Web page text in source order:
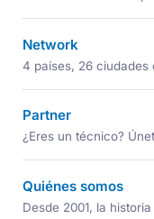
Network
4 países, 26 ciudades
Partner
¿Eres un técnico?
Quiénes somos
Desde 2001, la